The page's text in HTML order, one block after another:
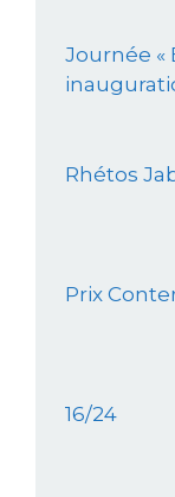
Journée «
Rhétos
Prix
16/24